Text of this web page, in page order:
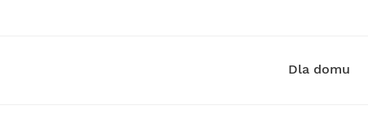
Dla domu